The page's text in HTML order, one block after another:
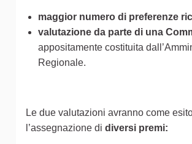
maggior numero di preferenze
valutazione da parte di una
appositamente costituita
Regionale.
Le due valutazioni avranno come
l’assegnazione di diversi premi: